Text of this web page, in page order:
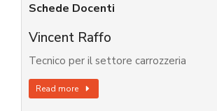
Schede Docenti
Vincent Raffo
Tecnico per il settore carrozzeria
Read more